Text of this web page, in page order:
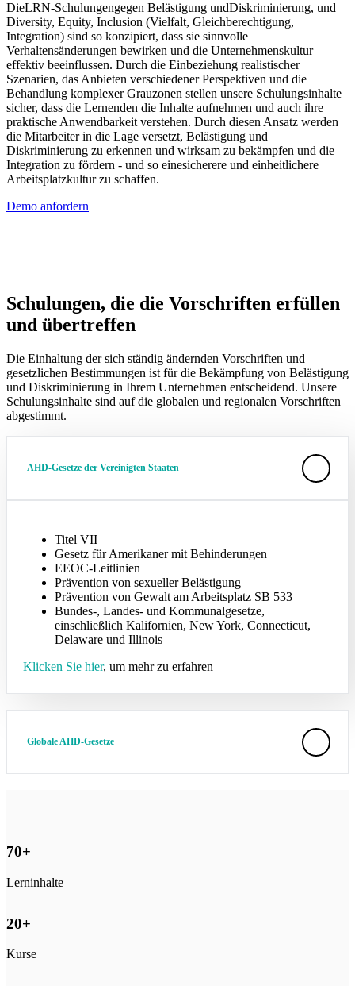
DieLRN-Schulungengegen Belästigung undDiskriminierung, und
Diversity, Equity, Inclusion (Vielfalt, Gleichberechtigung,
Integration) sind so konzipiert, dass sie sinnvolle
Verhaltensänderungen bewirken und die Unternehmenskultur
effektiv beeinflussen. Durch die Einbeziehung realistischer
Szenarien, das Anbieten verschiedener Perspektiven und die
Behandlung komplexer Grauzonen stellen unsere Schulungsinhalte
sicher, dass die Lernenden die Inhalte aufnehmen und auch ihre
praktische Anwendbarkeit verstehen. Durch diesen Ansatz werden
die Mitarbeiter in die Lage versetzt, Belästigung und
Diskriminierung zu erkennen und wirksam zu bekämpfen und die
Integration zu fördern - und so einesicherere und einheitlichere
Arbeitsplatzkultur zu schaffen.
Demo anfordern
Schulungen, die die Vorschriften erfüllen
und übertreffen
Die Einhaltung der sich ständig ändernden Vorschriften und
gesetzlichen Bestimmungen ist für die Bekämpfung von Belästigung
und Diskriminierung in Ihrem Unternehmen entscheidend. Unsere
Schulungsinhalte sind auf die globalen und regionalen Vorschriften
abgestimmt.
AHD-Gesetze der Vereinigten Staaten
Titel VII
Gesetz für Amerikaner mit Behinderungen
EEOC-Leitlinien
Prävention von sexueller Belästigung
Prävention von Gewalt am Arbeitsplatz SB 533
Bundes-, Landes- und Kommunalgesetze,
einschließlich Kalifornien, New York, Connecticut,
Delaware und Illinois
Klicken Sie hier, um mehr zu erfahren
Globale AHD-Gesetze
70+
Lerninhalte
20+
Kurse